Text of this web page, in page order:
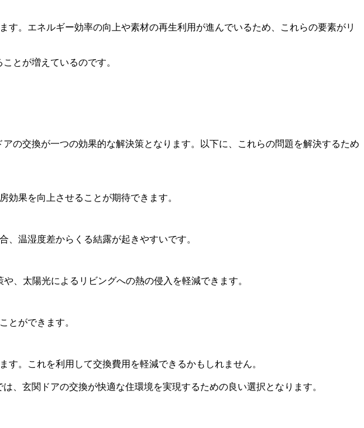
。エネルギー効率の向上や素材の再生利用が進んでいるため、これらの要素がリ
とが増えているのです。
の交換が一つの効果的な解決策となります。以下に、これらの問題を解決するため
果を向上させることが期待できます。
温湿度差からくる結露が起きやすいです。
、太陽光によるリビングへの熱の侵入を軽減できます。
とができます。
。これを利用して交換費用を軽減できるかもしれません。
、玄関ドアの交換が快適な住環境を実現するための良い選択となります。